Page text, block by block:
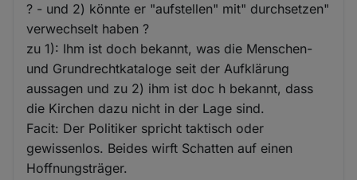
? - und 2) könnte er "aufstellen" mit" durchsetzen"
verwechselt haben ?
zu 1): Ihm ist doch bekannt, was die Menschen-
und Grundrechtkataloge seit der Aufklärung
aussagen und zu 2) ihm ist doc h bekannt, dass
die Kirchen dazu nicht in der Lage sind.
Facit: Der Politiker spricht taktisch oder
gewissenlos. Beides wirft Schatten auf einen
Hoffnungsträger.